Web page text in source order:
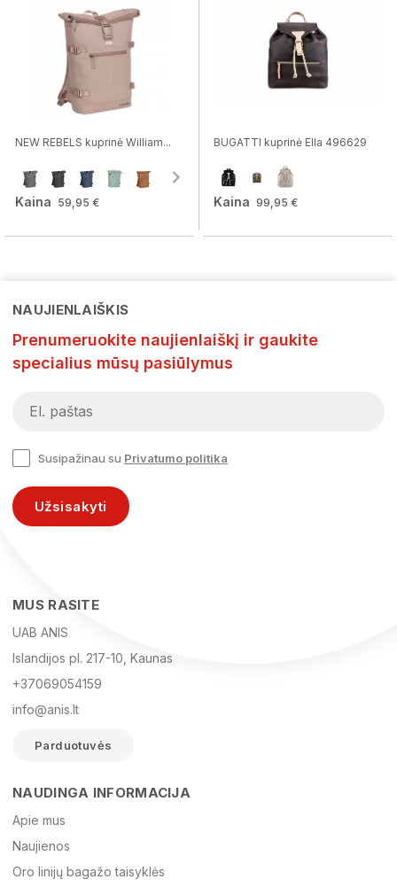
NEW REBELS kuprinė William...
Kaina 59,95 €
BUGATTI kuprinė Ella 496629
Kaina 99,95 €
El. paštas
NAUJIENLAIŠKIS
Prenumeruokite naujienlaiškį ir gaukite
specialius mūsų pasiūlymus
Susipažinau su Privatumo politika
Užsisakyti
MUS RASITE
UAB ANIS
Islandijos pl. 217-10, Kaunas
+37069054159
info@anis.lt
Parduotuvės
NAUDINGA INFORMACIJA
Apie mus
Naujienos
Oro linijų bagažo taisyklės